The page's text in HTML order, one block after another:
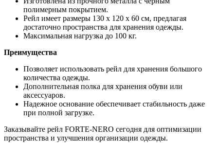
полимерным покрытием.
Рейл имеет размеры 130 x 120 x 60 см, предлагая
достаточно пространства для хранения одежды.
Максимальная нагрузка до 100 кг.
Преимущества
Позволяет использовать рейл для хранения большого
количества одежды.
Дополнительная полка для хранения обуви или
аксессуаров.
Надежное основание обеспечивает стабильность даже
при полной загрузке.
Заказывайте рейл FORTE-NERO сегодня для оптимизации
пространства и улучшения организации одежды.